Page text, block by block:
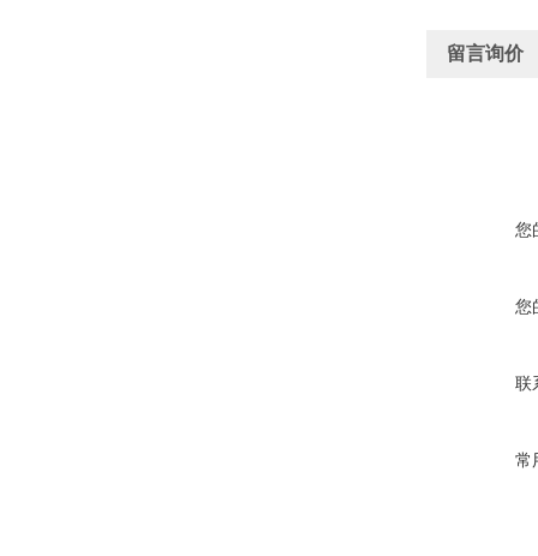
留言询价
您
您
联
常